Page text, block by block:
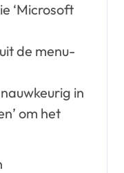
‘Microsoft
de menu-
in
om het